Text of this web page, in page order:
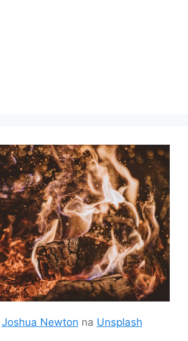
Joshua Newton na Unsplash